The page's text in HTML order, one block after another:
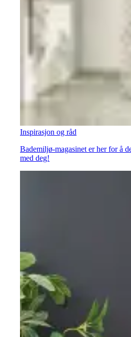
Inspirasjon og råd
Bademiljø-magasinet er her for å
med deg!